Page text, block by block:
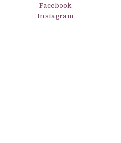
Facebook
Instagram